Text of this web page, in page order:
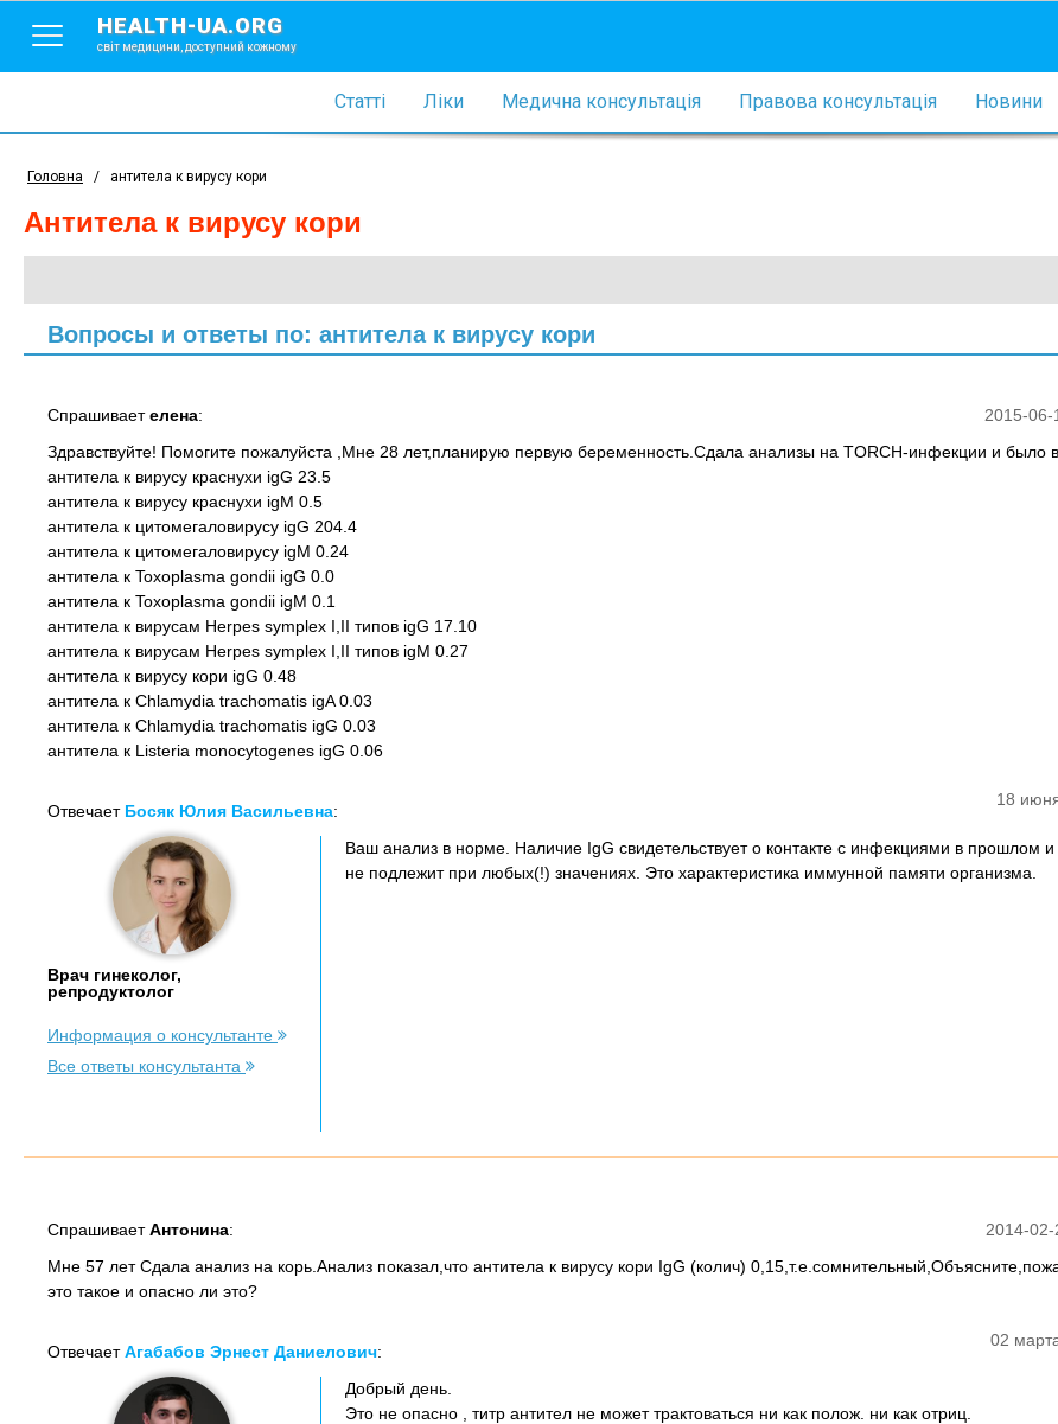
HEALTH-UA.ORG
світ медицини, доступний кожному
Статті Ліки Медична консультація Правова консультація Новини
Головна / антитела к вирусу кори
антитела к вирусу кори
Вопросы и ответы по: антитела к вирусу кори
2015-06-
Спрашиваетелена:
Здравствуйте! Помогите пожалуйста ,Мне 28 лет,планирую первую беременность.Сдала анализы на TORCH-инфекции и было
антитела к вирусу краснухи igG 23.5
антитела к вирусу краснухи igM 0.5
антитела к цитомегаловирусу igG 204.4
антитела к цитомегаловирусу igM 0.24
антитела к Toxoplasma gondii igG 0.0
антитела к Toxoplasma gondii igM 0.1
антитела к вирусам Herpes symplex I,II типов igG 17.10
антитела к вирусам Herpes symplex I,II типов igM 0.27
антитела к вирусу кори igG 0.48
антитела к Chlamydia trachomatis igA 0.03
антитела к Chlamydia trachomatis igG 0.03
антитела к Listeria monocytogenes igG 0.06
18
Отвечает Босяк Юлия Васильевна:
Врач гинеколог,
репродуктолог
Информация о консультанте
Все ответы консультанта
Ваш анализ в норме. Наличие IgG свидетельствует о контакте с инфекциями в прошлом
не подлежит при любых(!) значениях. Это характеристика иммунной памяти организма.
2014-
СпрашиваетАнтонина:
Мне 57 лет Сдала анализ на корь.Анализ показал,что антитела к вирусу кори IgG (колич)
это такое и опасно ли это?
02
ОтвечаетАгабабов Эрнест Даниелович:
Добрый день.
Это не опасно , титр антител не может трактоваться ни как полож. ни как отриц.